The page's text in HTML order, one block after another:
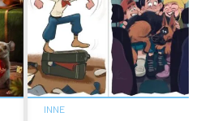
INNE